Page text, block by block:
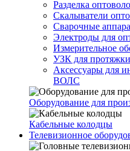
Разделка
Скалыватели
Сварочные
Электроды для
Измерительное
УЗК для
Аксессуары для
ВОЛС
Оборудование для
Кабельные колодцы
Телевизионное